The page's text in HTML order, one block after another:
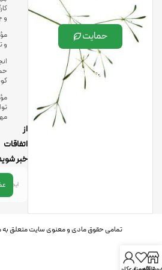
حمایت
و
و
از
خبر
تمامی حقوق مادی و معنوی سایت متعلق